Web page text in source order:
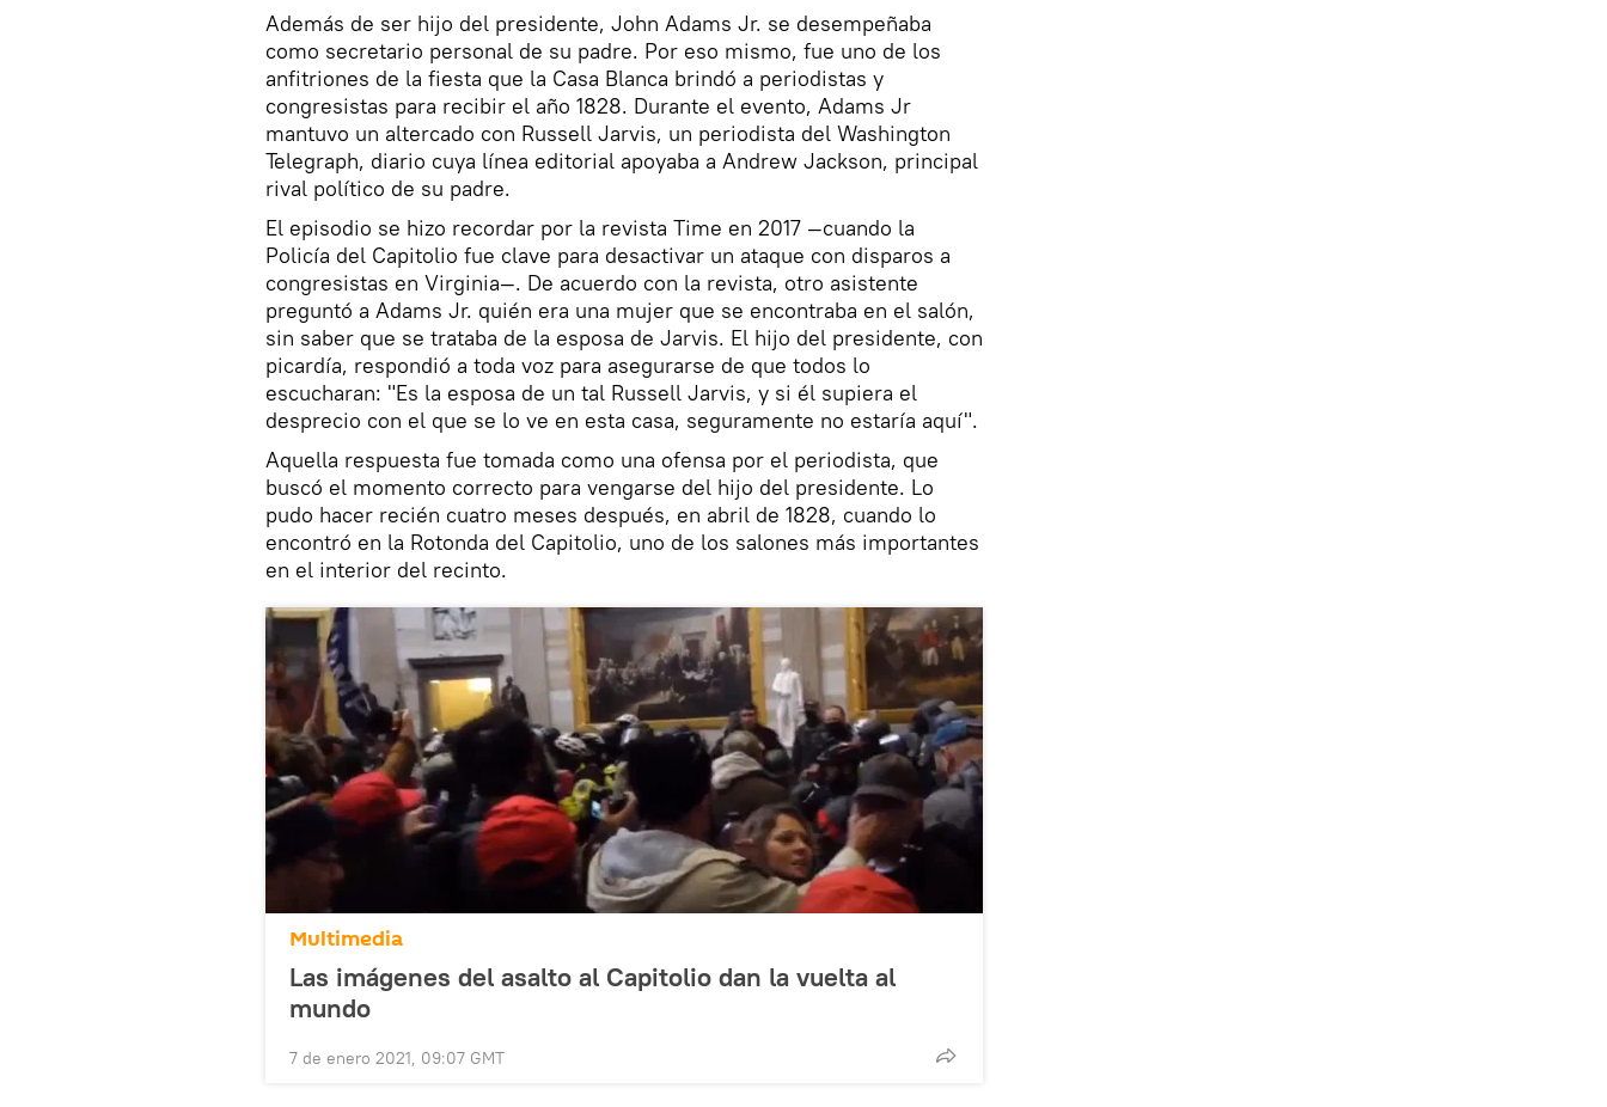
Además de ser hijo del presidente, John Adams Jr. se desempeñaba
como secretario personal de su padre. Por eso mismo, fue uno de los
anfitriones de la fiesta que la Casa Blanca brindó a periodistas y
congresistas para recibir el año 1828. Durante el evento, Adams Jr
mantuvo un altercado con Russell Jarvis, un periodista del Washington
Telegraph, diario cuya línea editorial apoyaba a Andrew Jackson, principal
rival político de su padre.
El episodio se hizo recordar por la revista Time en 2017 —cuando la
Policía del Capitolio fue clave para desactivar un ataque con disparos a
congresistas en Virginia—. De acuerdo con la revista, otro asistente
preguntó a Adams Jr. quién era una mujer que se encontraba en el salón,
sin saber que se trataba de la esposa de Jarvis. El hijo del presidente, con
picardía, respondió a toda voz para asegurarse de que todos lo
escucharan: "Es la esposa de un tal Russell Jarvis, y si él supiera el
desprecio con el que se lo ve en esta casa, seguramente no estaría aquí".
Aquella respuesta fue tomada como una ofensa por el periodista, que
buscó el momento correcto para vengarse del hijo del presidente. Lo
pudo hacer recién cuatro meses después, en abril de 1828, cuando lo
encontró en la Rotonda del Capitolio, uno de los salones más importantes
en el interior del recinto.
Multimedia
Las imágenes del asalto al Capitolio dan la vuelta al
mundo
7 de enero 2021, 09:07 GMT